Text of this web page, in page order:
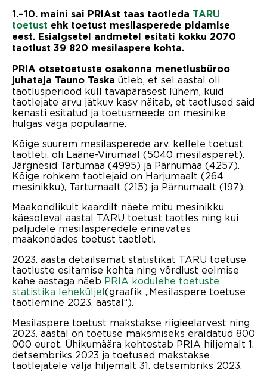
1.–10. maini sai PRIAst taas taotleda TARU
toetust ehk toetust mesilasperede pidamise
eest. Esialgsetel andmetel esitati kokku 2070
taotlust 39 820 mesilaspere kohta.
PRIA otsetoetuste osakonna menetlusbüroo
juhataja Tauno Taska ütleb, et sel aastal oli
taotlusperiood küll tavapärasest lühem, kuid
taotlejate arvu jätkuv kasv näitab, et taotlused said
kenasti esitatud ja toetusmeede on mesinike
hulgas väga populaarne.
Kõige suurem mesilasperede arv, kellele toetust
taotleti, oli Lääne-Virumaal (5040 mesilasperet).
Järgnesid Tartumaa (4995) ja Pärnumaa (4257).
Kõige rohkem taotlejaid on Harjumaalt (264
mesinikku), Tartumaalt (215) ja Pärnumaalt (197).
Maakondlikult kaardilt näete mitu mesinikku
käesoleval aastal TARU toetust taotles ning kui
paljudele mesilasperedele erinevates
maakondades toetust taotleti.
2023. aasta detailsemat statistikat TARU toetuse
taotluste esitamise kohta ning võrdlust eelmise
kahe aastaga näeb PRIA kodulehe toetuste
statistika leheküljel(graafik „Mesilaspere toetuse
taotlemine 2023. aastal“).
Mesilaspere toetust makstakse riigieelarvest ning
2023. aastal on toetuse maksmiseks eraldatud 800
000 eurot. Ühikumäära kehtestab PRIA hiljemalt 1.
detsembriks 2023 ja toetused makstakse
taotlejatele välja hiljemalt 31. detsembriks 2023.